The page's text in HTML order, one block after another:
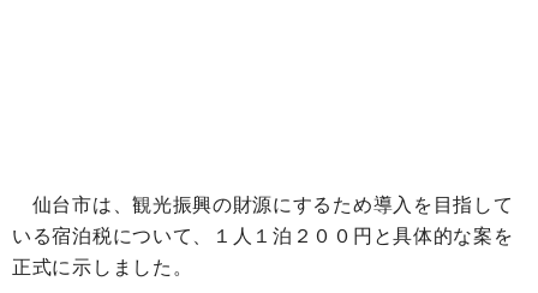
仙台市は、観光振興の財源にするため導入を目指して
いる宿泊税について、１人１泊２００円と具体的な案を
正式に示しました。